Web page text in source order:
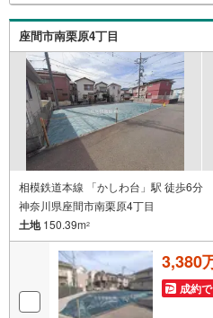
に合った物件をご紹介さ
併せてご紹介可能ですの
駐車場もございますので
座間市南栗原4丁目
相模鉄道本線 「かしわ台」駅 徒歩6分
神奈川県座間市南栗原4丁目
土地150.39m2
3,380
成約